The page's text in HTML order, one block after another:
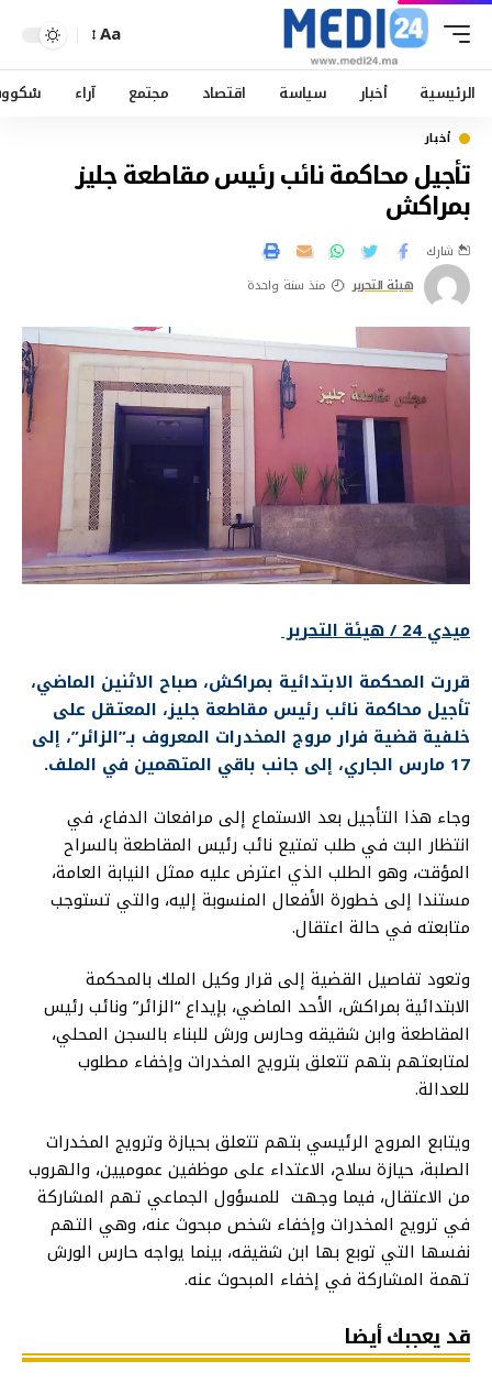
Aa
الرئيسية أخبار سياسة اقتصاد مجتمع آراء
أخبار
تأجيل محاكمة نائب رئيس مقاطعة جليز
بمراكش
هيئة التحرير منذ سنة واحدة
شارك
ميدي 24 / هيئة التحرير
قررت المحكمة الابتدائية بمراكش، صباح الاثنين الماضي،
تأجيل محاكمة نائب رئيس مقاطعة جليز، المعتقل على
خلفية قضية فرار مروج المخدرات المعروف بـ”الزائر”، إلى
17 مارس الجاري، إلى جانب باقي المتهمين في الملف.
وجاء هذا التأجيل بعد الاستماع إلى مرافعات الدفاع، في
انتظار البت في طلب تمتيع نائب رئيس المقاطعة بالسراح
المؤقت، وهو الطلب الذي اعترض عليه ممثل النيابة العامة،
مستندا إلى خطورة الأفعال المنسوبة إليه، والتي تستوجب
متابعته في حالة اعتقال.
وتعود تفاصيل القضية إلى قرار وكيل الملك بالمحكمة
الابتدائية بمراكش، الأحد الماضي، بإيداع “الزائر” ونائب رئيس
المقاطعة وابن شقيقه وحارس ورش للبناء بالسجن المحلي،
لمتابعتهم بتهم تتعلق بترويج المخدرات وإخفاء مطلوب
للعدالة.
ويتابع المروج الرئيسي بتهم تتعلق بحيازة وترويج المخدرات
الصلبة، حيازة سلاح، الاعتداء على موظفين عموميين، والهروب
من الاعتقال، فيما وجهت للمسؤول الجماعي تهم المشاركة
في ترويج المخدرات وإخفاء شخص مبحوث عنه، وهي التهم
نفسها التي توبع بها ابن شقيقه، بينما يواجه حارس الورش
تهمة المشاركة في إخفاء المبحوث عنه.
قد يعجبك أيضا